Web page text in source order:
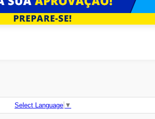
Select Language ▼